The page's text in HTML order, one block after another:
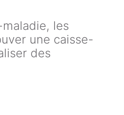
les
une caisse-
des